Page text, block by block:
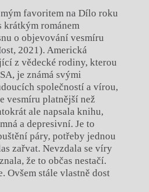
favoritem na Dílo roku
krátkým románem
o objevování vesmíru
2021). Americká
z vědecké rodiny, kterou
je známá svými
společností a vírou,
vesmíru platnější než
ale napsala knihu,
a depresivní. Je to
páry, potřeby jednou
zařvat. Nevzdala se víry
že to občas nestačí.
Ovšem stále vlastně dost